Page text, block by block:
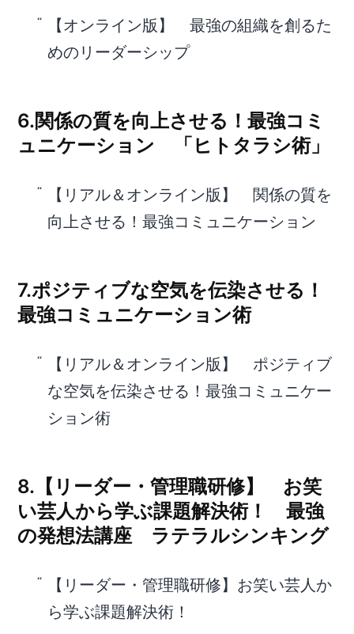
【オンライン版】 最強の組織を創るた
めのリーダーシップ
6.関係の質を向上させる！最強コミ
ュニケーション 「ヒトタラシ術」
【リアル＆オンライン版】 関係の質を
向上させる！最強コミュニケーション
7.ポジティブな空気を伝染させる！
最強コミュニケーション術
【リアル＆オンライン版】 ポジティブ
な空気を伝染させる！最強コミュニケー
ション術
8.【リーダー・管理職研修】 お笑
い芸人から学ぶ課題解決術！ 最強
の発想法講座 ラテラルシンキング
【リーダー・管理職研修】お笑い芸人か
ら学ぶ課題解決術！